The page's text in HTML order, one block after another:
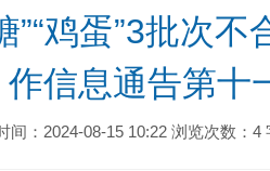
”“鸡蛋”3批次
作信息通告第
间：2024-08-15 10:22 浏览次数：4